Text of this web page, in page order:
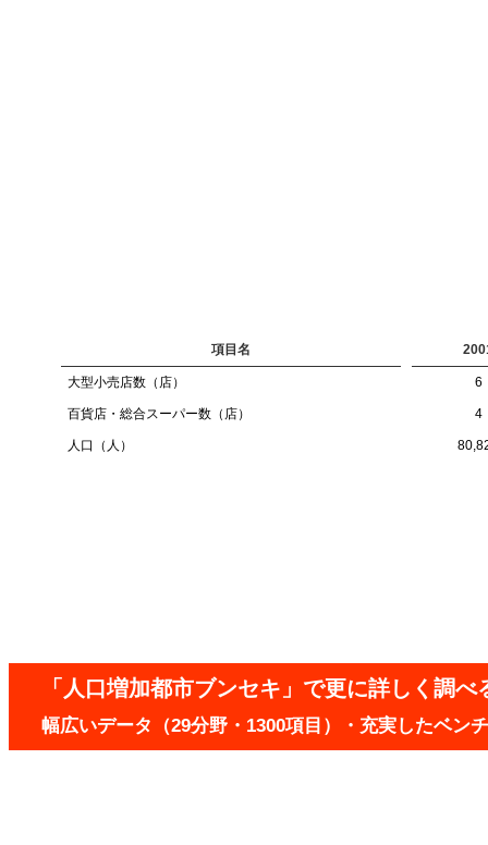
項目名
大型小売店数（店） 6
百貨店・総合スーパー数（店） 4
人口（人）
「人口増加都市ブンセキ」で更に詳しく調べ
幅広いデータ（29分野・1300項目）・充実したベン